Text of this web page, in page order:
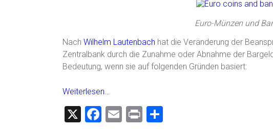
Euro-Münzen und
Nach Wilhelm Lautenbach hat die Veränderung der
Zentralbank durch die Zunahme oder Abnahme der
Bedeutung, wenn sie auf folgenden Gründen basiert:
Weiterlesen…
X
F
E
Pr